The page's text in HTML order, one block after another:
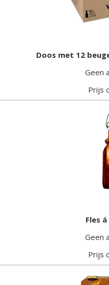
Doos met 12
Geen
Prijs
Fles
Geen
Prijs